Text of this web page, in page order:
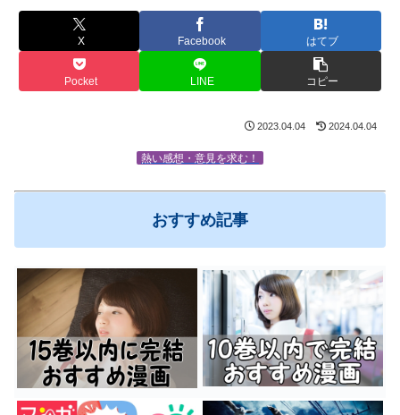
X Facebook はてブ
Pocket LINE コピー
2023.04.04 2024.04.04
熱い感想・意見を求む！
おすすめ記事